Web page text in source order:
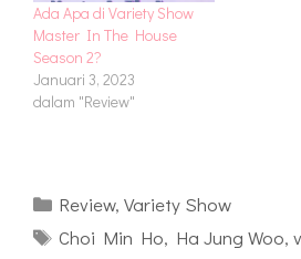
Ada Apa di Variety Show
Master In The House
Season 2?
Januari 3, 2023
dalam "Review"
Kategori
Review,Variety Show
Tag
Choi Min Ho, Ha Jung Woo,